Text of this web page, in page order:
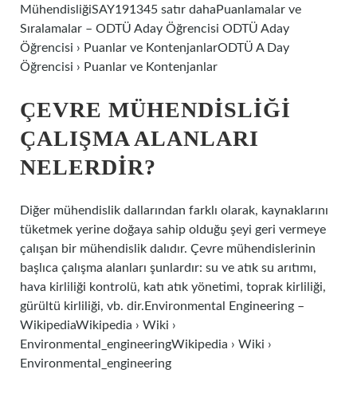
MühendisliğiSAY191345 satır dahaPuanlamalar ve
Sıralamalar – ODTÜ Aday Öğrencisi ODTÜ Aday
Öğrencisi › Puanlar ve KontenjanlarODTÜ A Day
Öğrencisi › Puanlar ve Kontenjanlar
ÇEVRE MÜHENDISLIĞI
ÇALIŞMA ALANLARI
NELERDIR?
Diğer mühendislik dallarından farklı olarak, kaynaklarını
tüketmek yerine doğaya sahip olduğu şeyi geri vermeye
çalışan bir mühendislik dalıdır. Çevre mühendislerinin
başlıca çalışma alanları şunlardır: su ve atık su arıtımı,
hava kirliliği kontrolü, katı atık yönetimi, toprak kirliliği,
gürültü kirliliği, vb. dir.Environmental Engineering –
WikipediaWikipedia › Wiki ›
Environmental_engineeringWikipedia › Wiki ›
Environmental_engineering